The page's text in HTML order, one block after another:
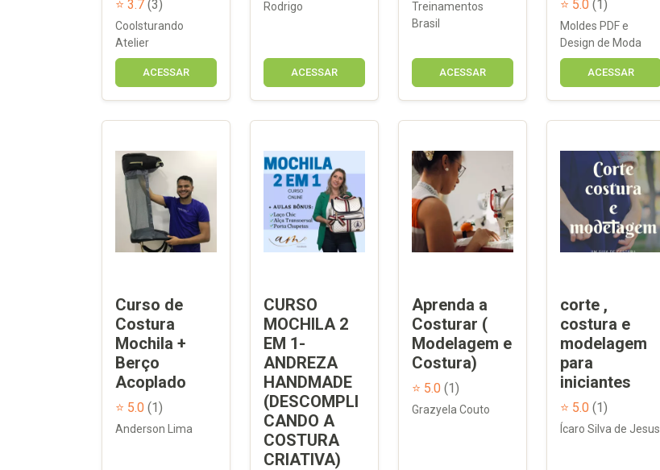
⭐ 3.7 (3)
Coolsturando
Atelier
ACESSAR
Rodrigo
ACESSAR
Treinamentos
Brasil
ACESSAR
⭐ 5.0 (1)
Moldes PDF e
Design de Moda
ACESSAR
Curso de
Costura
Mochila +
Berço
Acoplado
⭐ 5.0 (1)
Anderson Lima
CURSO
MOCHILA 2
EM 1-
ANDREZA
HANDMADE
(DESCOMPLI
CANDO A
COSTURA
CRIATIVA)
Aprenda a
Costurar (
Modelagem e
Costura)
⭐ 5.0 (1)
Grazyela Couto
corte ,
costura e
modelagem
para
iniciantes
⭐ 5.0 (1)
Ícaro Silva de Jesus